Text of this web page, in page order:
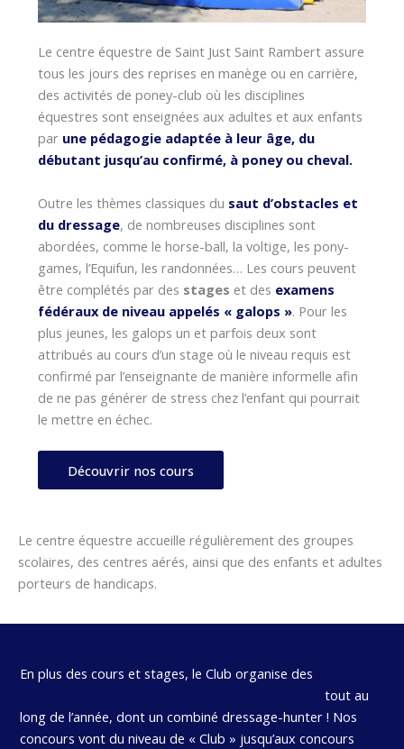
Le centre équestre de Saint Just Saint Rambert assure
tous les jours des reprises en manège ou en carrière,
des activités de poney-club où les disciplines
équestres sont enseignées aux adultes et aux enfants
par une pédagogie adaptée à leur âge, du
débutant jusqu’au confirmé, à poney ou cheval.
Outre les thèmes classiques du saut d’obstacles et
du dressage, de nombreuses disciplines sont
abordées, comme le horse-ball, la voltige, les pony-
games, l’Equifun, les randonnées… Les cours peuvent
être complétés par des stages et des examens
fédéraux de niveau appelés « galops ». Pour les
plus jeunes, les galops un et parfois deux sont
attribués au cours d’un stage où le niveau requis est
confirmé par l’enseignante de manière informelle afin
de ne pas générer de stress chez l’enfant qui pourrait
le mettre en échec.
Découvrir nos cours
Le centre équestre accueille régulièrement des groupes
scolaires, des centres aérés, ainsi que des enfants et adultes
porteurs de handicaps.
En plus des cours et stages, le Club organise des
tout au
long de l’année, dont un combiné dressage-hunter ! Nos
concours vont du niveau de « Club » jusqu’aux concours